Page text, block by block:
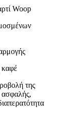
Woop
της
ασφαλής,